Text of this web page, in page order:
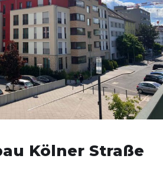
Kölner Straße